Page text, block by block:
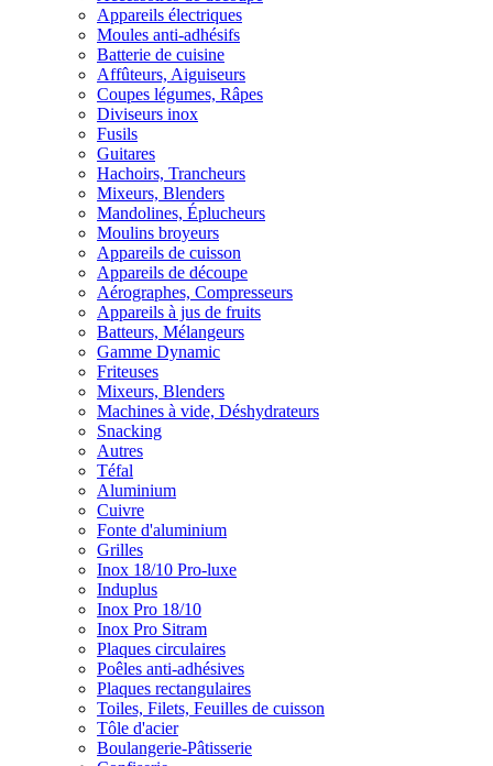
Appareils électriques
Moules anti-adhésifs
Batterie de cuisine
Affûteurs, Aiguiseurs
Coupes légumes, Râpes
Diviseurs inox
Fusils
Guitares
Hachoirs, Trancheurs
Mixeurs, Blenders
Mandolines, Éplucheurs
Moulins broyeurs
Appareils de cuisson
Appareils de découpe
Aérographes, Compresseurs
Appareils à jus de fruits
Batteurs, Mélangeurs
Gamme Dynamic
Friteuses
Mixeurs, Blenders
Machines à vide, Déshydrateurs
Snacking
Autres
Téfal
Aluminium
Cuivre
Fonte d'aluminium
Grilles
Inox 18/10 Pro-luxe
Induplus
Inox Pro 18/10
Inox Pro Sitram
Plaques circulaires
Poêles anti-adhésives
Plaques rectangulaires
Toiles, Filets, Feuilles de cuisson
Tôle d'acier
Boulangerie-Pâtisserie